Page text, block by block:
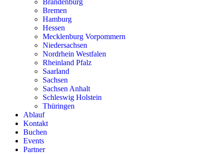
Brandenburg
Bremen
Hamburg
Hessen
Mecklenburg Vorpommern
Niedersachsen
Nordrhein Westfalen
Rheinland Pfalz
Saarland
Sachsen
Sachsen Anhalt
Schleswig Holstein
Thüringen
Ablauf
Kontakt
Buchen
Events
Partner